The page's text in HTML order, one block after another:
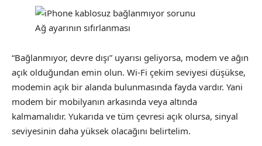
Ağ ayarının sıfırlanması
“Bağlanmıyor, devre dışı” uyarısı geliyorsa, modem ve ağın
açık olduğundan emin olun. Wi-Fi çekim seviyesi düşükse,
modemin açık bir alanda bulunmasında fayda vardır. Yani
modem bir mobilyanın arkasında veya altında
kalmamalıdır. Yukarıda ve tüm çevresi açık olursa, sinyal
seviyesinin daha yüksek olacağını belirtelim.